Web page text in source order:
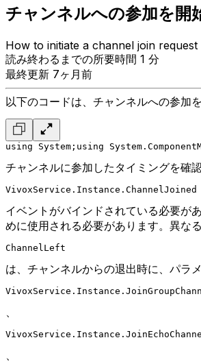
チャンネルへの参加を開
How to initiate a channel join request
読み終わるまでの所要時間 1 分
最終更新 7ヶ月前
以下のコードは、チャンネルへの参加
using System; using
チャンネルに参加したタイミングを確認
VivoxService.Instance.ChannelJoined
イベントがバインドされている必要が
めに使用される必要があります。異な
ChannelLeft
は、チャンネルからの退出時に、パラ